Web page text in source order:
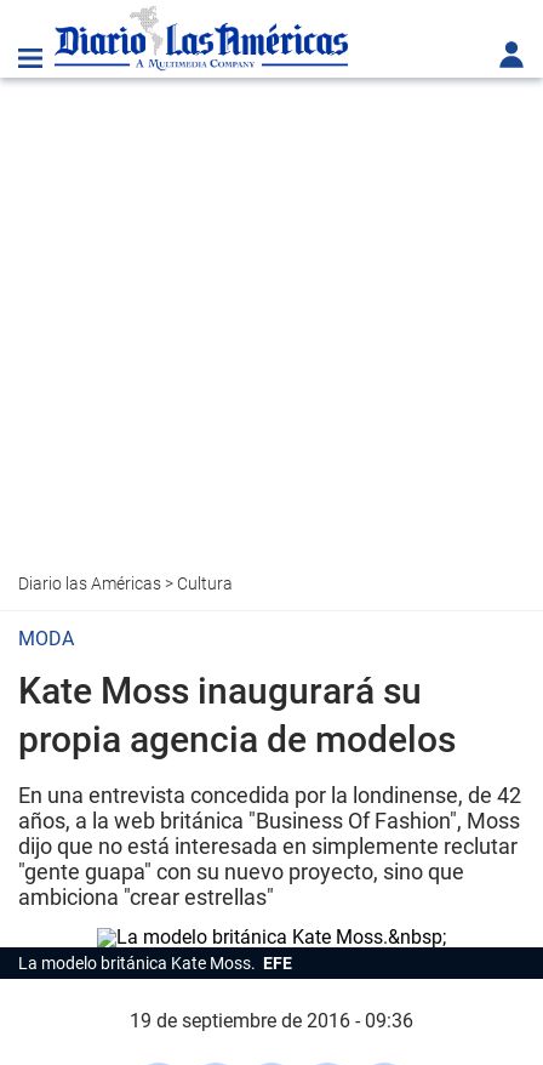
Diario las Américas> Cultura
MODA
Kate Moss inaugurará su
propia agencia de modelos
En una entrevista concedida por la londinense, de 42
años, a la web británica "Business Of Fashion", Moss
dijo que no está interesada en simplemente reclutar
"gente guapa" con su nuevo proyecto, sino que
ambiciona "crear estrellas"
La modelo británica Kate Moss. EFE
19 de septiembre de 2016 - 09:36